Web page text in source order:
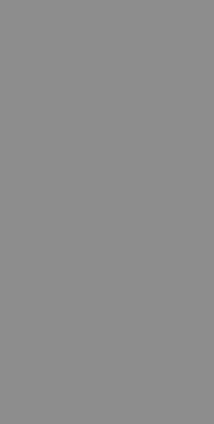
conter alguma